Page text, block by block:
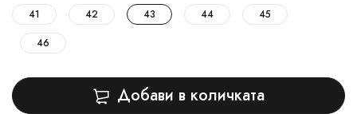
41 42 43 44
45
46
Добави в количката